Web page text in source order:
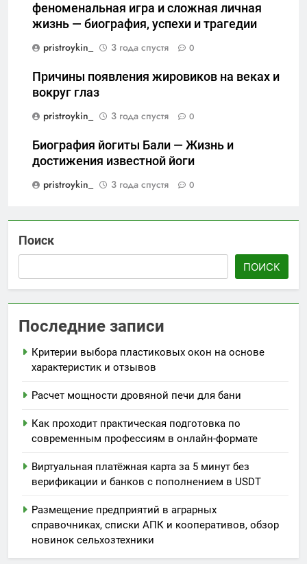
феноменальная игра и сложная личная
жизнь — биография, успехи и трагедии
pristroykin_
3 года спустя 0
Причины появления жировиков на веках и
вокруг глаз
pristroykin_
3 года спустя 0
Биография йогиты Бали — Жизнь и
достижения известной йоги
pristroykin_
3 года спустя 0
Поиск
ПОИСК
Последние записи
Критерии выбора пластиковых окон на основе
характеристик и отзывов
Расчет мощности дровяной печи для бани
Как проходит практическая подготовка по
современным профессиям в онлайн-формате
Виртуальная платёжная карта за 5 минут без
верификации и банков с пополнением в USDT
Размещение предприятий в аграрных
справочниках, списки АПК и кооперативов, обзор
новинок сельхозтехники